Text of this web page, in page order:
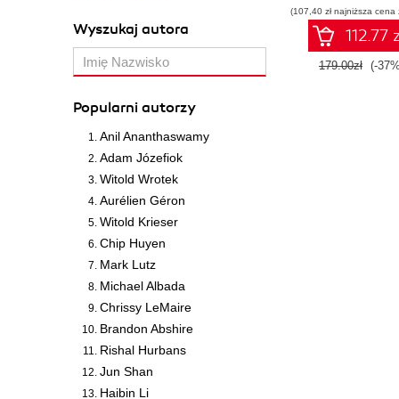
Wyszukaj autora
Popularni autorzy
Anil Ananthaswamy
Adam Józefiok
Witold Wrotek
Aurélien Géron
Witold Krieser
Chip Huyen
Mark Lutz
Michael Albada
Chrissy LeMaire
Brandon Abshire
Rishal Hurbans
Jun Shan
Haibin Li
(107,40 zł najniższa cena
112.77
179.00zł (-